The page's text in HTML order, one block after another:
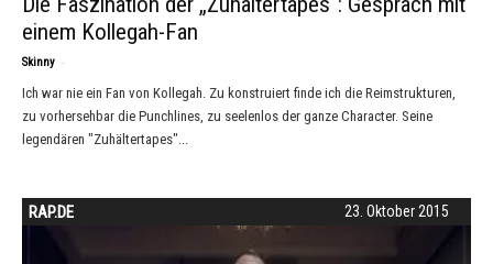
einem Kollegah-Fan
Skinny -
Ich war nie ein Fan von Kollegah. Zu konstruiert finde ich die Reimstrukturen,
zu vorhersehbar die Punchlines, zu seelenlos der ganze Character. Seine
legendären "Zuhältertapes"...
23. Oktober 2015
RAP.DE